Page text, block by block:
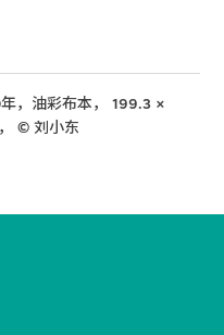
，油彩布本， 199.3 ×
© 刘小东